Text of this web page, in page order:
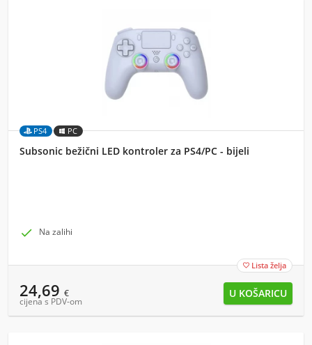
PS4 PC
Subsonic bežični LED kontroler za PS4/PC - bijeli
 Na zalihi
 Lista želja
24,69 €
cijena s PDV-om